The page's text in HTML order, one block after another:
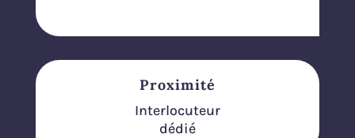
Proximité
Interlocuteur
dédié